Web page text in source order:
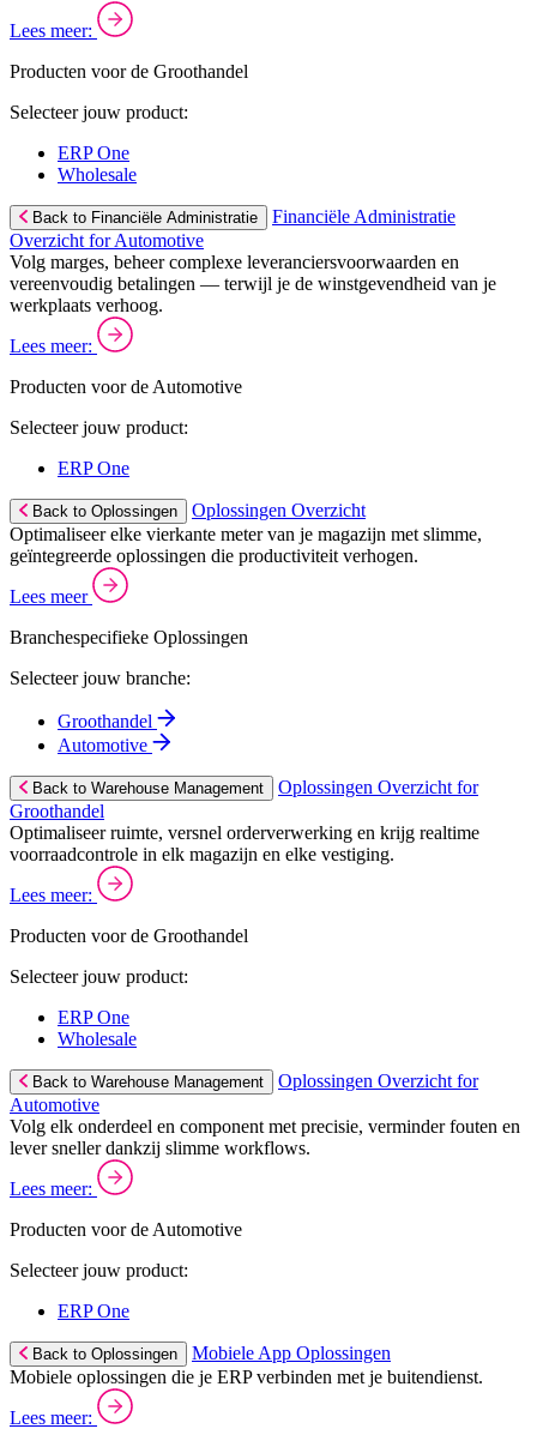
Lees meer:
Producten voor de Groothandel
Selecteer jouw product:
ERP One
Wholesale
Back to Financiële Administratie
Financiële Administratie
Overzicht for Automotive
Volg marges, beheer complexe leveranciersvoorwaarden en
vereenvoudig betalingen — terwijl je de winstgevendheid van je
werkplaats verhoog.
Lees meer:
Producten voor de Automotive
Selecteer jouw product:
ERP One
Back to Oplossingen
Oplossingen Overzicht
Optimaliseer elke vierkante meter van je magazijn met slimme,
geïntegreerde oplossingen die productiviteit verhogen.
Lees meer
Branchespecifieke Oplossingen
Selecteer jouw branche:
Groothandel
Automotive
Back to Warehouse Management
Oplossingen Overzicht for
Groothandel
Optimaliseer ruimte, versnel orderverwerking en krijg realtime
voorraadcontrole in elk magazijn en elke vestiging.
Lees meer:
Producten voor de Groothandel
Selecteer jouw product:
ERP One
Wholesale
Back to Warehouse Management
Oplossingen Overzicht for
Automotive
Volg elk onderdeel en component met precisie, verminder fouten en
lever sneller dankzij slimme workflows.
Lees meer:
Producten voor de Automotive
Selecteer jouw product:
ERP One
Back to Oplossingen
Mobiele App Oplossingen
Mobiele oplossingen die je ERP verbinden met je buitendienst.
Lees meer: